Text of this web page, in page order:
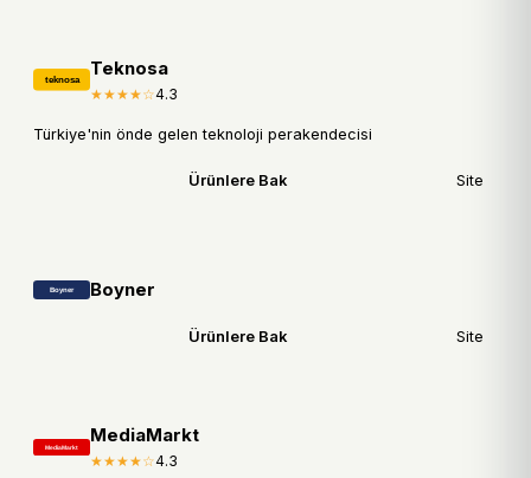
Teknosa
★★★★☆4.3
Türkiye'nin önde gelen teknoloji perakendecisi
Ürünlere Bak Site
Boyner
Ürünlere Bak Site
MediaMarkt
★★★★☆4.3